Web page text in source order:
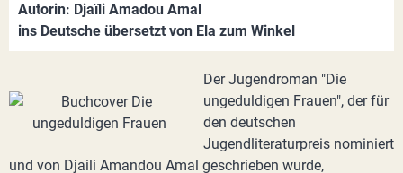
Autorin: Djaïli Amadou Amal
ins Deutsche übersetzt von Ela zum Winkel
Der Jugendroman "Die
ungeduldigen Frauen", der für
den deutschen
Jugendliteraturpreis nominiert
und von Djaili Amandou Amal geschrieben wurde,